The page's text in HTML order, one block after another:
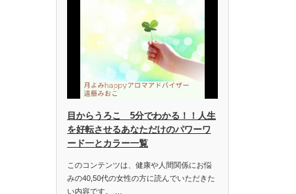
目からうろこ 5分でわかる！！人生
を好転させるあなただけのパワーワ
ード一とカラー一覧
このコンテンツは、健康や人間関係にお悩
みの40,50代の女性の方に読んでいただきた
い内容です。 …